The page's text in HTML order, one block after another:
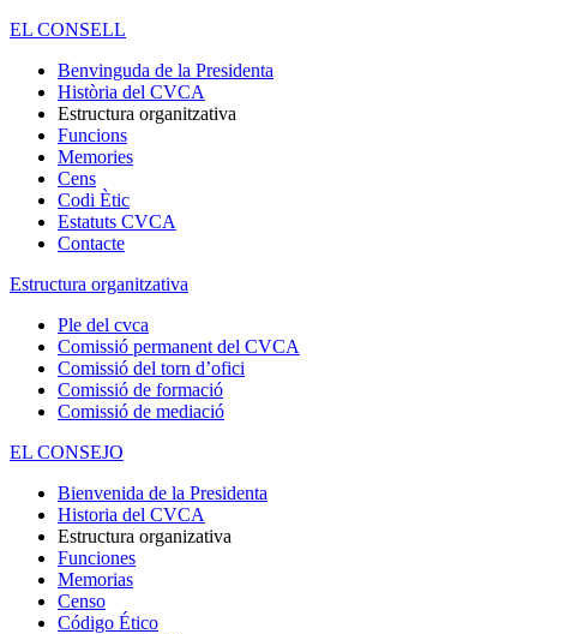
EL CONSELL
Benvinguda de la Presidenta
Història del CVCA
Estructura organitzativa
Funcions
Memories
Cens
Codi Ètic
Estatuts CVCA
Contacte
Estructura organitzativa
Ple del cvca
Comissió permanent del CVCA
Comissió del torn d’ofici
Comissió de formació
Comissió de mediació
EL CONSEJO
Bienvenida de la Presidenta
Historia del CVCA
Estructura organizativa
Funciones
Memorias
Censo
Código Ético